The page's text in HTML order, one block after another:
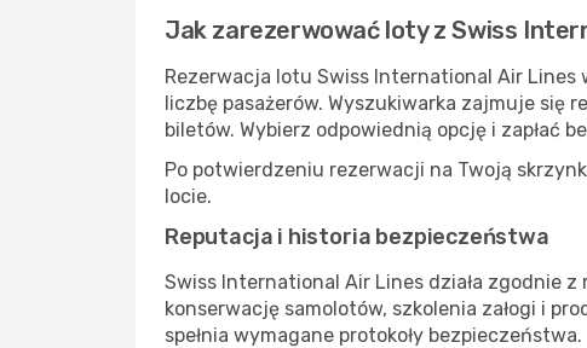
Jak zarezerwować loty z Swiss
Rezerwacja lotu Swiss International Air Lines
liczbę pasażerów. Wyszukiwarka zajmuje się
biletów. Wybierz odpowiednią opcję i zapłać
Po potwierdzeniu rezerwacji na Twoją
locie.
Reputacja i historia bezpieczeństwa
Swiss International Air Lines działa zgodnie
konserwację samolotów, szkolenia załogi i
spełnia wymagane protokoły bezpieczeństwa.